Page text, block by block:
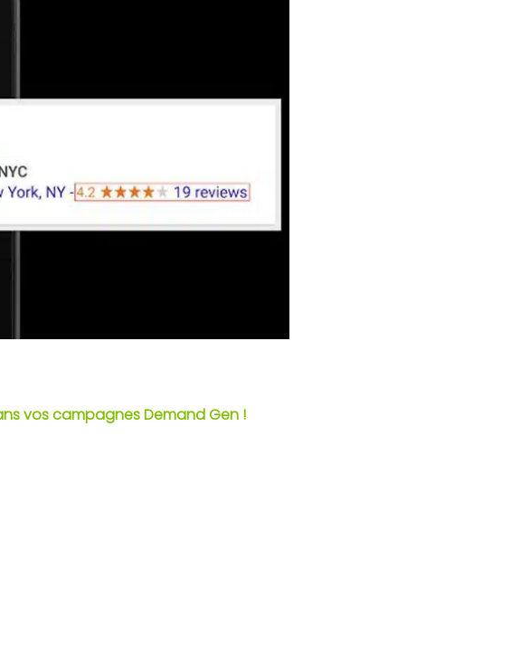
vos campagnes Demand Gen !